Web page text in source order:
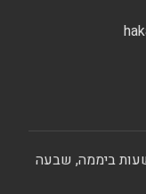
שלנו זמינה כדי לעזור לך 24 שעות ביממה, שבעה